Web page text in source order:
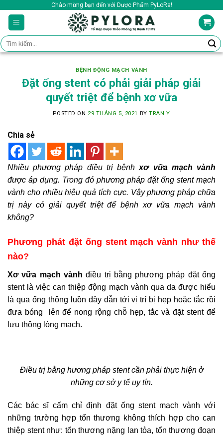
content
Chào mừng bạn đến với Dược Phẩm PyLoRa!
Tìm
kiếm:
BỆNH ĐỘNG MẠCH VÀNH
Đặt ống stent có phải giải pháp giải
quyết triệt để bệnh xơ vữa
POSTED ON 29 THÁNG 5, 2021 BYTRAN Y
Chia sẻ
Nhiều phương pháp điều trị bệnhxơ vữa mạch vành
được áp dụng. Trong đó phương pháp đặt ống stent mạch
vành cho nhiều hiệu quả tích cực. Vậy phương pháp chữa
trị này có giải quyết triệt để bệnh xơ vữa mạch vành
không?
Phương phát đặt ống stent mạch vành như thế
nào?
Xơ vữa mạch vành điều trị bằng phương pháp đặt ống
stent là việc can thiệp động mạch vành qua da được hiểu
là qua ống thông luồn dây dẫn tới vị trí bị hẹp hoặc tắc rồi
đưa bóng lên để nong rộng chỗ hẹp, tắc và đặt stent để
lưu thông lòng mạch.
Điều trị bằng hương pháp stent cần phải thực hiện ở
những cơ sở y tế uy tín.
Các bác sĩ cấm chỉ định đặt ống stent mạch vành với
những trường hợp tổn thương không thích hợp cho can
thiệp stent như: tổn thương nặng lan tỏa, tổn thương đoạn